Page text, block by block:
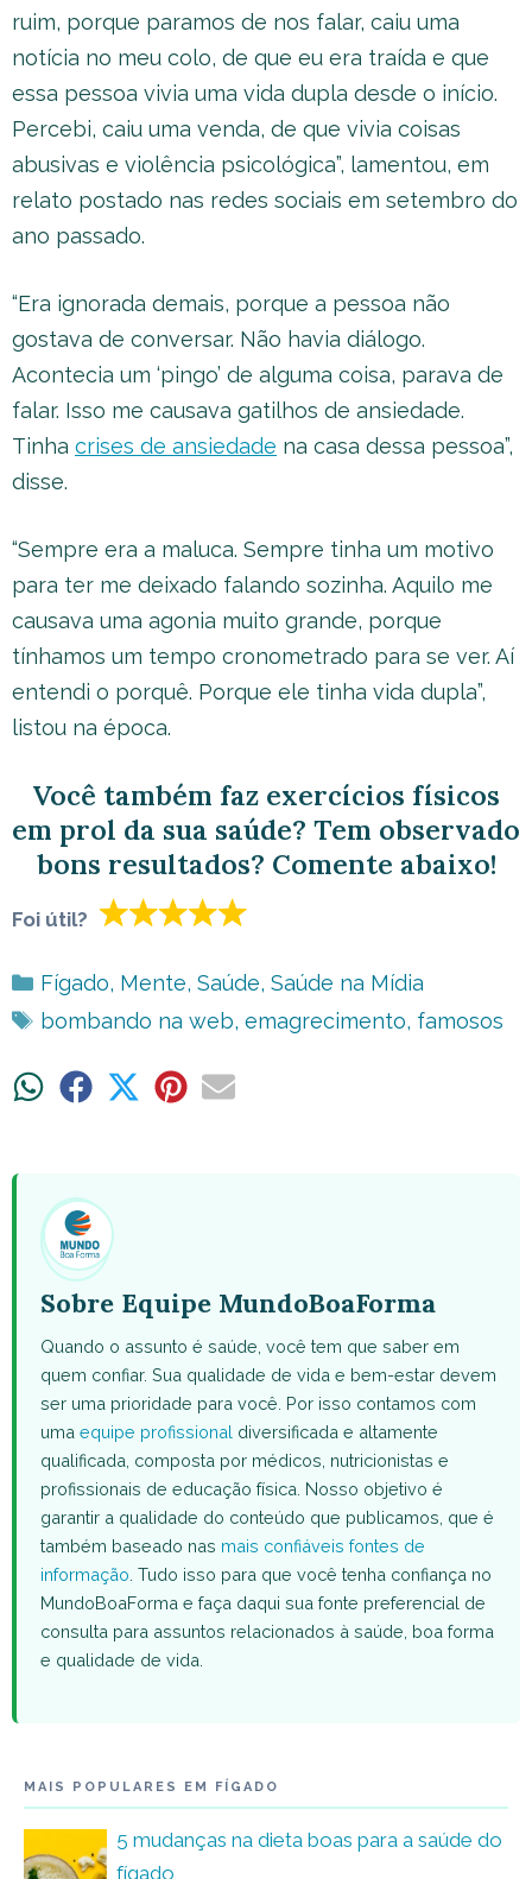
ruim, porque paramos de nos falar, caiu uma
notícia no meu colo, de que eu era traída e que
essa pessoa vivia uma vida dupla desde o início.
Percebi, caiu uma venda, de que vivia coisas
abusivas e violência psicológica”, lamentou, em
relato postado nas redes sociais em setembro do
ano passado.
“Era ignorada demais, porque a pessoa não
gostava de conversar. Não havia diálogo.
Acontecia um ‘pingo’ de alguma coisa, parava de
falar. Isso me causava gatilhos de ansiedade.
Tinha crises de ansiedade na casa dessa pessoa”,
disse.
“Sempre era a maluca. Sempre tinha um motivo
para ter me deixado falando sozinha. Aquilo me
causava uma agonia muito grande, porque
tínhamos um tempo cronometrado para se ver. Aí
entendi o porquê. Porque ele tinha vida dupla”,
listou na época.
Você também faz exercícios físicos
em prol da sua saúde? Tem observado
bons resultados? Comente abaixo!
Foi útil?
Categorias
Fígado, Mente, Saúde, Saúde na Mídia
Tags
bombando na web, emagrecimento, famosos
ShareShare ShareShareShare
Sobre Equipe MundoBoaForma
Quando o assunto é saúde, você tem que saber em
quem confiar. Sua qualidade de vida e bem-estar devem
ser uma prioridade para você. Por isso contamos com
uma equipe profissional diversificada e altamente
qualificada, composta por médicos, nutricionistas e
profissionais de educação física. Nosso objetivo é
garantir a qualidade do conteúdo que publicamos, que é
também baseado nas mais confiáveis fontes de
informação . Tudo isso para que você tenha confiança no
MundoBoaForma e faça daqui sua fonte preferencial de
consulta para assuntos relacionados à saúde, boa forma
e qualidade de vida.
MAIS POPULARES EM FÍGADO
5 mudanças na dieta boas para a saúde do
fígado